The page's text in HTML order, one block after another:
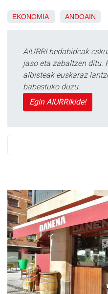
EKONOMIA ANDOAIN
AIURRI hedabideak
jaso eta zabaltzen ditu.
albisteak euskaraz
babestuko duzu.
Egin AIURRIkide!